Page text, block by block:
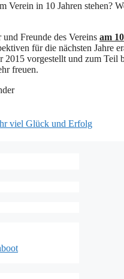
Verein in 10 Jahren stehen?
Freunde des Vereins am
für die nächsten Jahre
2015 vorgestellt und zum
freuen.
viel Glück und Erfolg